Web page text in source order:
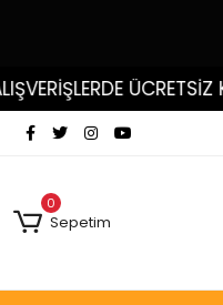
ÜCRETSİZ
0
Sepetim